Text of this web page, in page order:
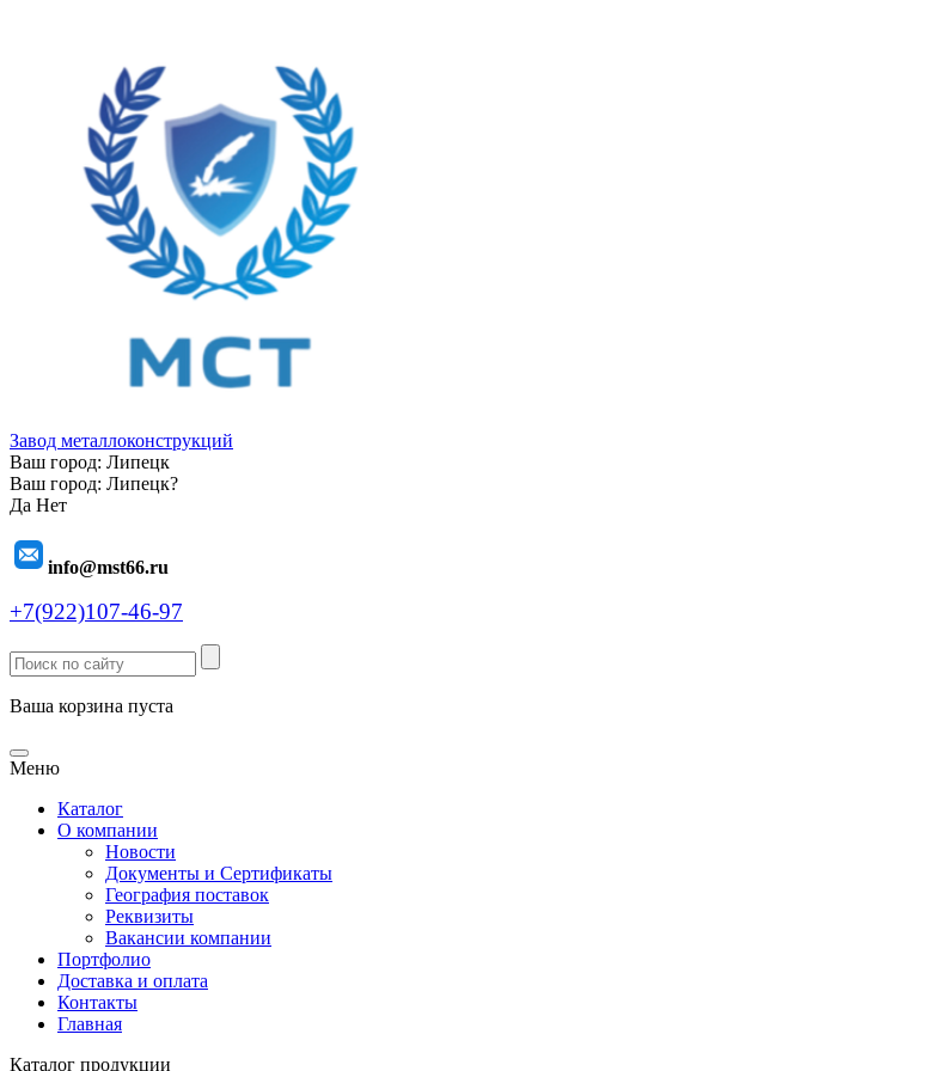
Завод металлоконструкций
Ваш город: Липецк
Ваш город: Липецк?
Да Нет
info@mst66.ru
+7(922)107-46-97
Ваша корзина пуста
Меню
Каталог
О компании
Новости
Документы и Сертификаты
География поставок
Реквизиты
Вакансии компании
Портфолио
Доставка и оплата
Контакты
Главная
Каталог продукции